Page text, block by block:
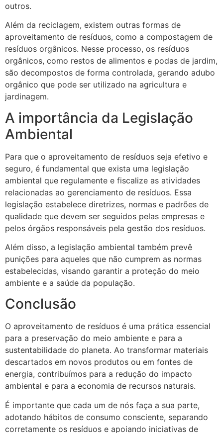
outros.
Além da reciclagem, existem outras formas de
aproveitamento de resíduos, como a compostagem de
resíduos orgânicos. Nesse processo, os resíduos
orgânicos, como restos de alimentos e podas de jardim,
são decompostos de forma controlada, gerando adubo
orgânico que pode ser utilizado na agricultura e
jardinagem.
A importância da Legislação
Ambiental
Para que o aproveitamento de resíduos seja efetivo e
seguro, é fundamental que exista uma legislação
ambiental que regulamente e fiscalize as atividades
relacionadas ao gerenciamento de resíduos. Essa
legislação estabelece diretrizes, normas e padrões de
qualidade que devem ser seguidos pelas empresas e
pelos órgãos responsáveis pela gestão dos resíduos.
Além disso, a legislação ambiental também prevê
punições para aqueles que não cumprem as normas
estabelecidas, visando garantir a proteção do meio
ambiente e a saúde da população.
Conclusão
O aproveitamento de resíduos é uma prática essencial
para a preservação do meio ambiente e para a
sustentabilidade do planeta. Ao transformar materiais
descartados em novos produtos ou em fontes de
energia, contribuímos para a redução do impacto
ambiental e para a economia de recursos naturais.
É importante que cada um de nós faça a sua parte,
adotando hábitos de consumo consciente, separando
corretamente os resíduos e apoiando iniciativas de